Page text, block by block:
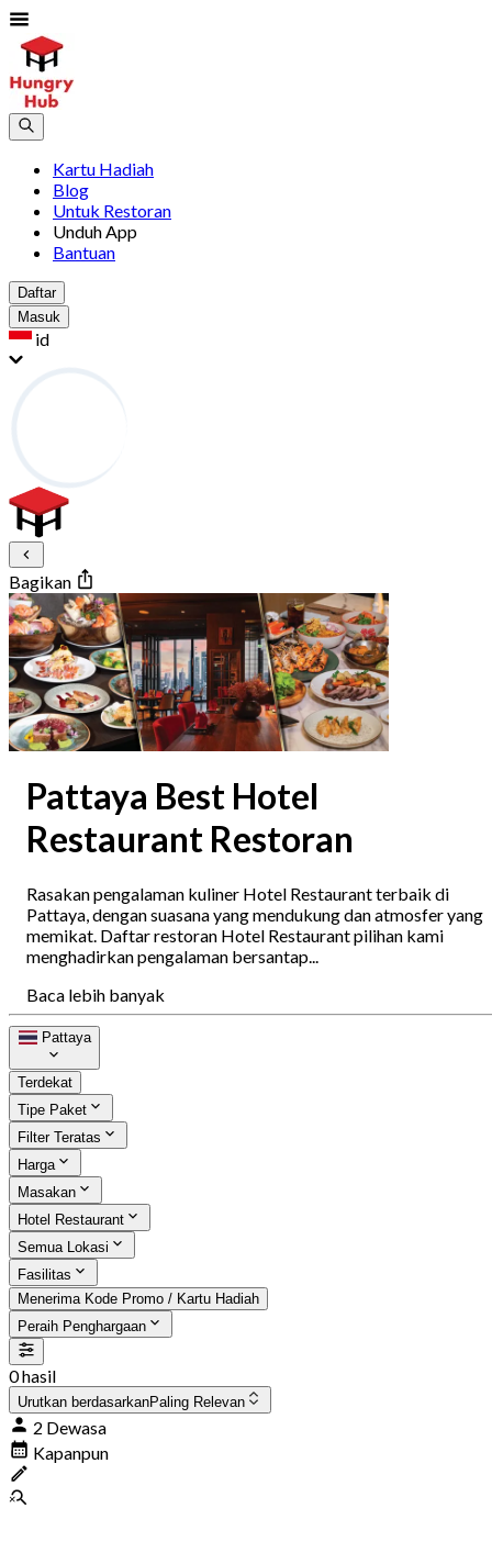
Kartu Hadiah
Blog
Untuk Restoran
Unduh App
Bantuan
Daftar
Masuk
id
Bagikan
Pattaya Best Hotel
Restaurant Restoran
Rasakan pengalaman kuliner Hotel Restaurant terbaik di
Pattaya, dengan suasana yang mendukung dan atmosfer yang
memikat. Daftar restoran Hotel Restaurant pilihan kami
menghadirkan pengalaman bersantap...
Baca lebih banyak
Pattaya
Terdekat
Tipe Paket
Filter Teratas
Harga
Masakan
Hotel Restaurant
Semua Lokasi
Fasilitas
Menerima Kode Promo / Kartu Hadiah
Peraih Penghargaan
0 hasil
Urutkan berdasarkanPaling Relevan
2 Dewasa
Kapanpun